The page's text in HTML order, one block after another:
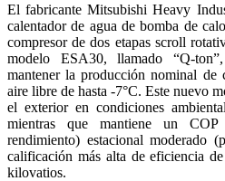
El fabricante Mitsubishi Heavy
calentador de agua de bomba de
compresor de dos etapas scroll
modelo ESA30, llamado “Q-
mantener la producción nominal de
aire libre de hasta -7°C. Este nuevo
el exterior en condiciones
mientras que mantiene un COP
rendimiento) estacional moderado
calificación más alta de eficiencia
kilovatios.